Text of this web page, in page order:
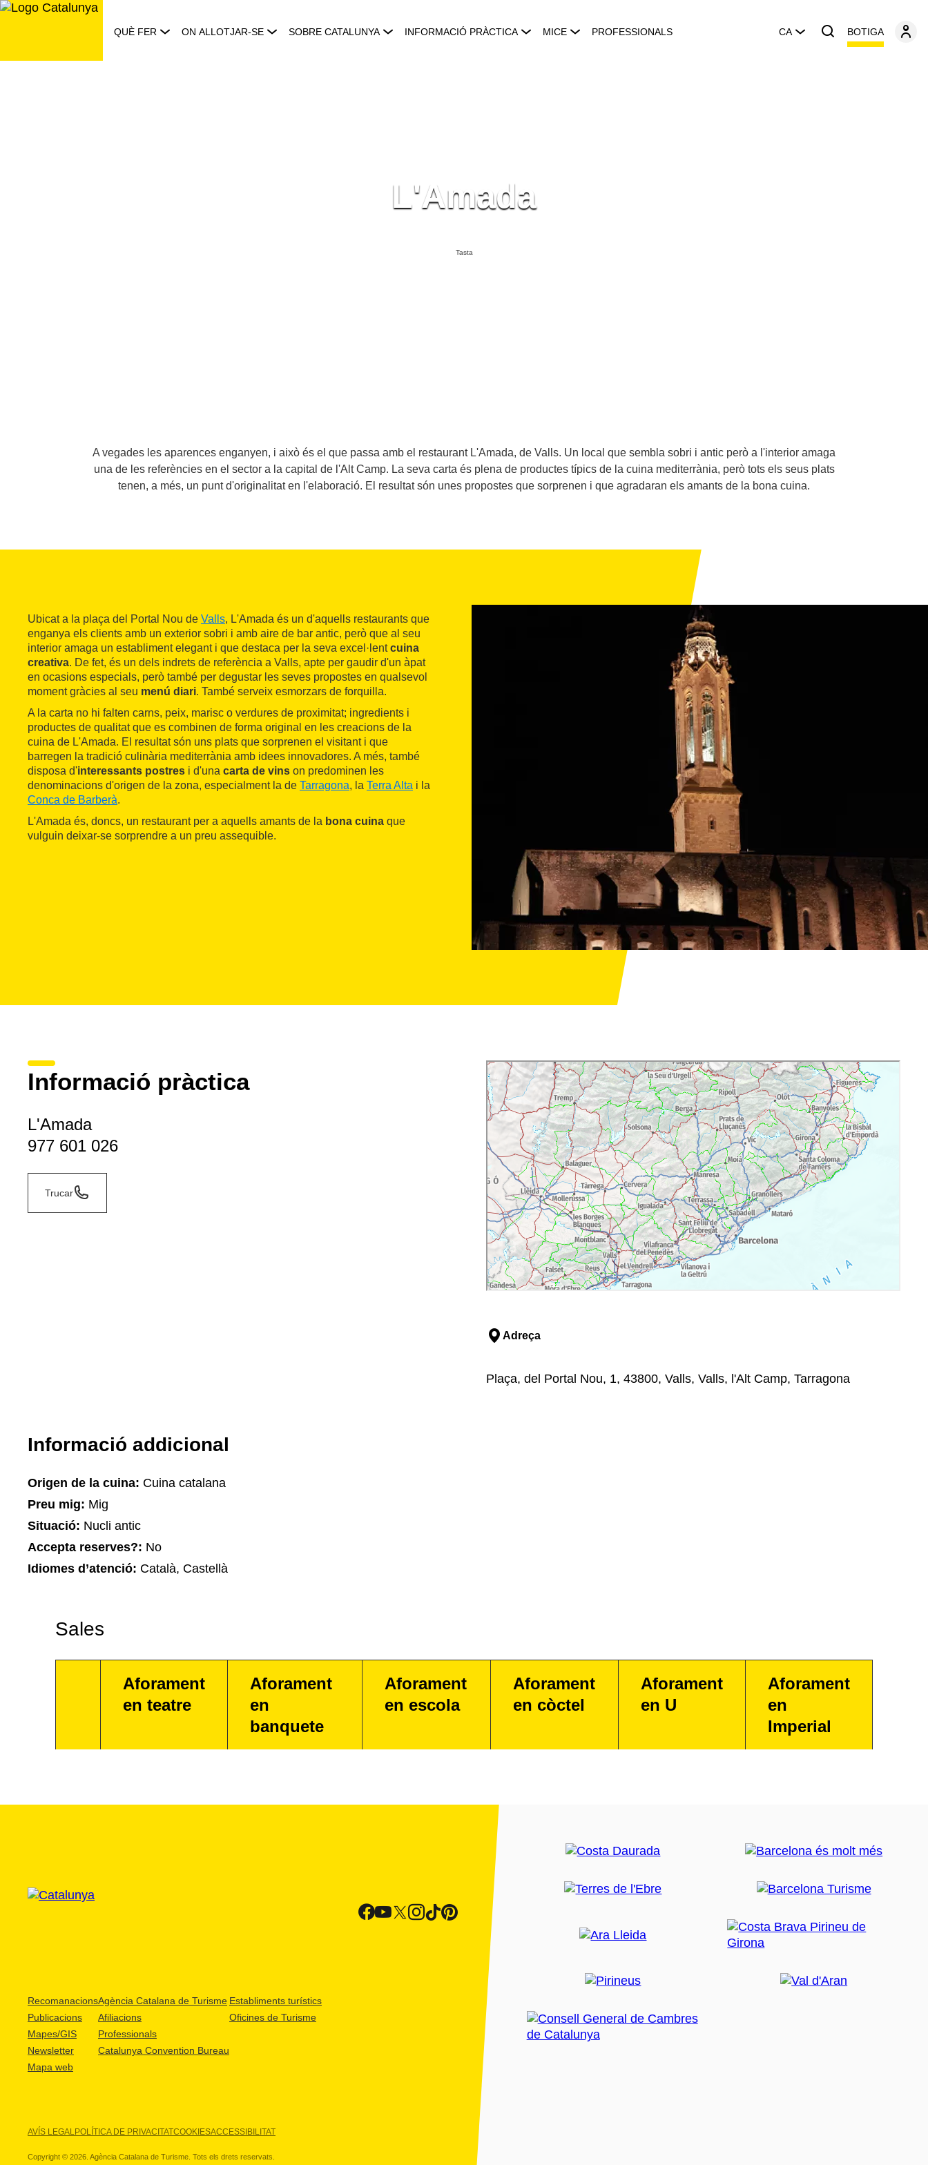
Saltar
QUÈ FER ON ALLOTJAR-SE SOBRE CATALUNYA INFORMACIÓ PRÀCTICA MICE PROFESSIONALS CA BOTIGA
L'Amada
Tasta
A vegades les aparences enganyen, i això és el que passa amb el restaurant L'Amada, de Valls. Un local que sembla sobri i antic però a l'interior amaga
una de les referències en el sector a la capital de l'Alt Camp. La seva carta és plena de productes típics de la cuina mediterrània, però tots els seus plats
tenen, a més, un punt d'originalitat en l'elaboració. El resultat són unes propostes que sorprenen i que agradaran els amants de la bona cuina.
Ubicat a la plaça del Portal Nou de Valls, L'Amada és un d'aquells restaurants que
enganya els clients amb un exterior sobri i amb aire de bar antic, però que al seu
interior amaga un establiment elegant i que destaca per la seva excel·lentcuina
creativa. De fet, és un dels indrets de referència a Valls, apte per gaudir d'un àpat
en ocasions especials, però també per degustar les seves propostes en qualsevol
moment gràcies al seu menú diari. També serveix esmorzars de forquilla.
A la carta no hi falten carns, peix, marisc o verdures de proximitat; ingredients i
productes de qualitat que es combinen de forma original en les creacions de la
cuina de L'Amada. El resultat són uns plats que sorprenen el visitant i que
barregen la tradició culinària mediterrània amb idees innovadores. A més, també
disposa d'interessants postres i d'una carta de vins on predominen les
denominacions d'origen de la zona, especialment la de Tarragona, la Terra Alta i la
Conca de Barberà.
L'Amada és, doncs, un restaurant per a aquells amants de la bona cuina que
vulguin deixar-se sorprendre a un preu assequible.
Informació pràctica
L'Amada
977 601 026
Trucar
Adreça
Plaça, del Portal Nou, 1, 43800, Valls, Valls, l'Alt Camp, Tarragona
Informació addicional
Origen de la cuina: Cuina catalana
Preu mig: Mig
Situació: Nucli antic
Accepta reserves?: No
Idiomes d’atenció: Català, Castellà
Sales
Aforament
en teatre
Aforament
en
banquete
Aforament
en escola
Aforament
en còctel
Aforament
en U
Aforament
en
Imperial
Recomanacions
Publicacions
Mapes/GIS
Newsletter
Mapa web
Agència Catalana de Turisme
Afiliacions
Professionals
Catalunya Convention Bureau
Establiments turístics
Oficines de Turisme
AVÍS LEGALPOLÍTICA DE PRIVACITATCOOKIESACCESSIBILITAT
Copyright © 2026. Agència Catalana de Turisme. Tots els drets reservats.